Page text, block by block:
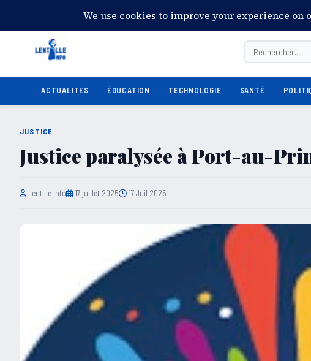
Samedi 8 août 2026 01:06:03 Port-au-Prince
ACTUALITÉS ÉDUCATION TECHNOLOGIE SANTÉ
JUSTICE
Justice paralysée à Port-au-
Lentille Info 17 juillet 2025 17 Juil 2025